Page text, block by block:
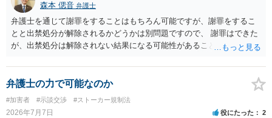
森本 偲音 弁護士
弁護士を通じて謝罪をすることはもちろん可能ですが、謝罪をするこ
とと出禁処分が解除されるかどうかは別問題ですので、 謝罪はできた
が、出禁処分は解除されない結果になる可能性があることを踏まえた
弁護士の力で可能なのか
#加害者 #示談交渉 #ストーカー規制法
2026年7月7日 役にたった 2